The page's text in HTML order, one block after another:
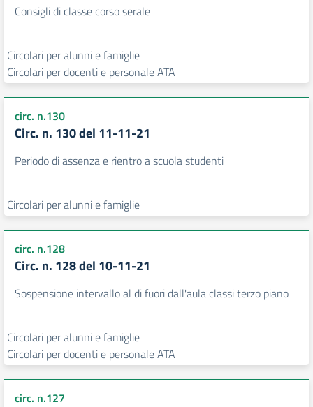
Consigli di classe corso serale
Circolari per alunni e famiglie
Circolari per docenti e personale ATA
circ. n.130
Circ. n. 130 del 11-11-21
Periodo di assenza e rientro a scuola studenti
Circolari per alunni e famiglie
circ. n.128
Circ. n. 128 del 10-11-21
Sospensione intervallo al di fuori dall'aula classi terzo piano
Circolari per alunni e famiglie
Circolari per docenti e personale ATA
circ. n.127